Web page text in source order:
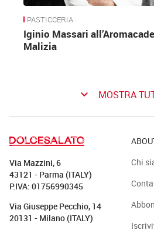
PASTICCERIA
Iginio Massari
Malizia
keyboard_arrow_down MOSTRA
Via Mazzini, 6
43121 - Parma (ITALY)
P.IVA: 01756990345
Via Giuseppe Pecchio, 14
20131 - Milano (ITALY)
Chi